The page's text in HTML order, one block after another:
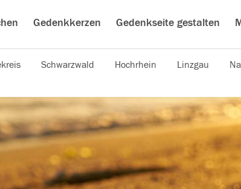
Gedenkkerzen Gedenkseite gestalten
Schwarzwald Hochrhein Linzgau